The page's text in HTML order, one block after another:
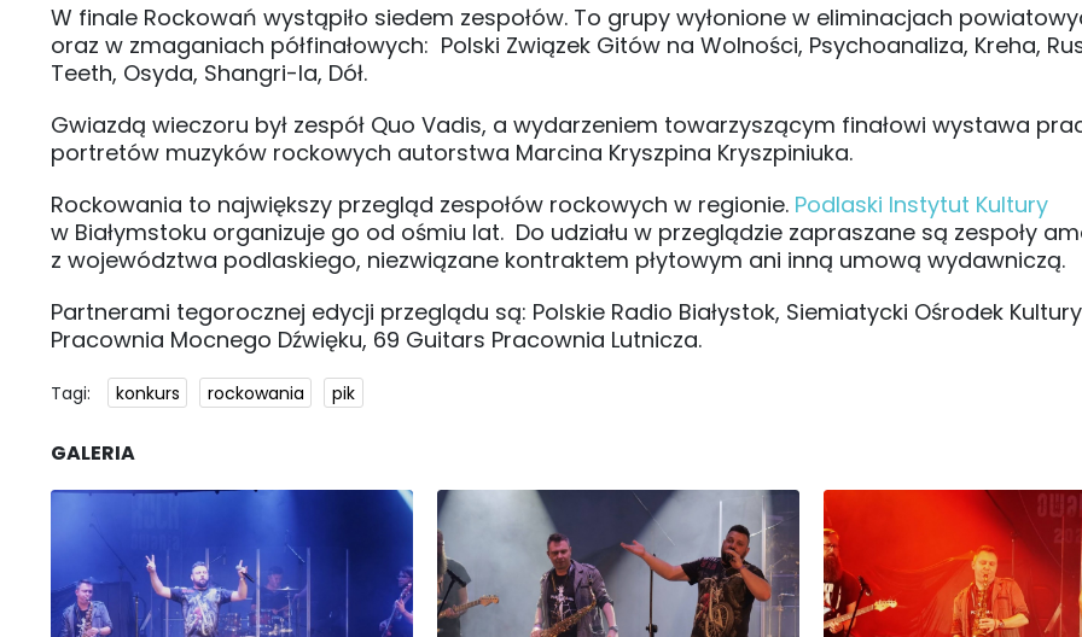
W finale Rockowań wystąpiło siedem zespołów. To grupy wyłonione w eliminacjach
oraz w zmaganiach półfinałowych: Polski Związek Gitów na Wolności, Psychoanaliza, Kreha,
Teeth, Osyda, Shangri-la, Dół.
Gwiazdą wieczoru był zespół Quo Vadis, a wydarzeniem towarzyszącym finałowi wystawa
portretów muzyków rockowych autorstwa Marcina Kryszpina Kryszpiniuka.
Rockowania to największy przegląd zespołów rockowych w regionie. Podlaski Instytut Kultury
w Białymstoku organizuje go od ośmiu lat. Do udziału w przeglądzie zapraszane są zespoły
z województwa podlaskiego, niezwiązane kontraktem płytowym ani inną umową wydawniczą.
Partnerami tegorocznej edycji przeglądu są: Polskie Radio Białystok, Siemiatycki Ośrodek
Pracownia Mocnego Dźwięku, 69 Guitars Pracownia Lutnicza.
Tagi: konkurs rockowania pik
GALERIA